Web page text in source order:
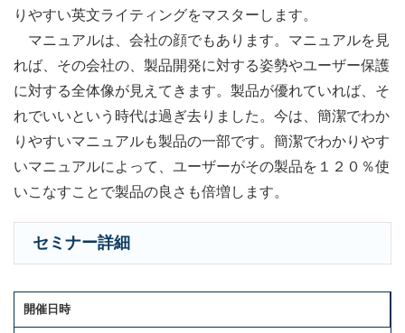
りやすい英文ライティングをマスターします。
マニュアルは、会社の顔でもあります。マニュアルを見
れば、その会社の、製品開発に対する姿勢やユーザー保護
に対する全体像が見えてきます。製品が優れていれば、そ
れでいいという時代は過ぎ去りました。今は、簡潔でわか
りやすいマニュアルも製品の一部です。簡潔でわかりやす
いマニュアルによって、ユーザーがその製品を１２０％使
いこなすことで製品の良さも倍増します。
セミナー詳細
開催日時